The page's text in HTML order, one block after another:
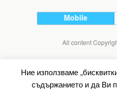
Mobile
All content
Ние използваме
съдържанието и да Ви